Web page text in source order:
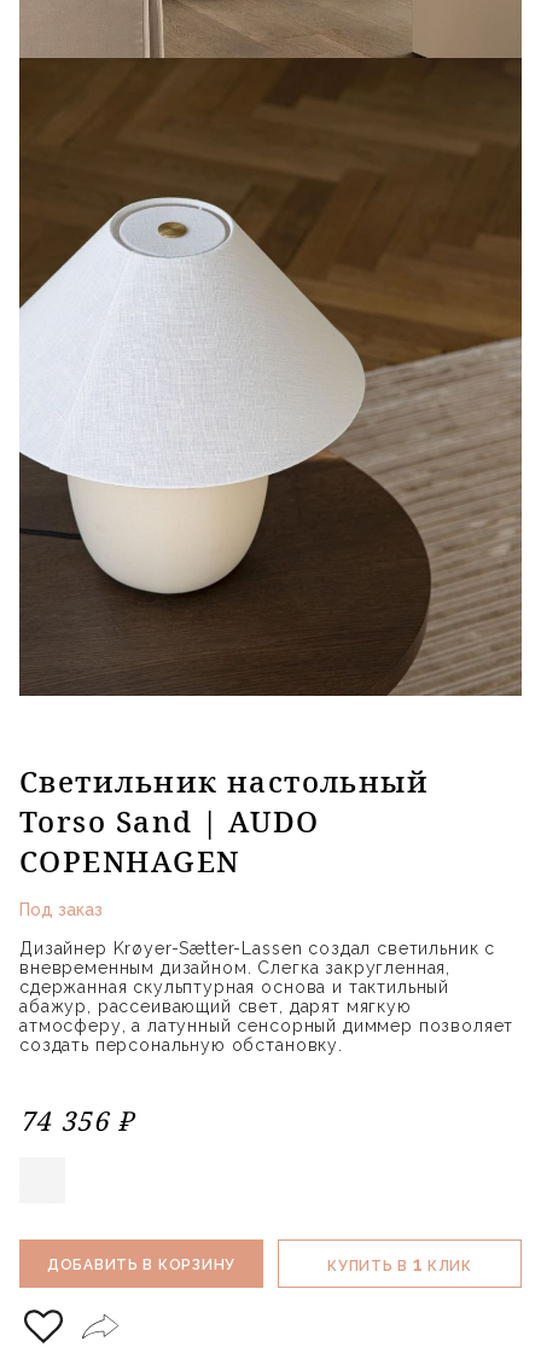
Светильник настольный
Torso Sand | AUDO
COPENHAGEN
Под заказ
Дизайнер Krøyer-Sætter-Lassen создал светильник с
вневременным дизайном. Слегка закругленная,
сдержанная скульптурная основа и тактильный
абажур, рассеивающий свет, дарят мягкую
атмосферу, а латунный сенсорный диммер позволяет
создать персональную обстановку.
74 356 ₽
ДОБАВИТЬ В КОРЗИНУ КУПИТЬ В 1 КЛИК